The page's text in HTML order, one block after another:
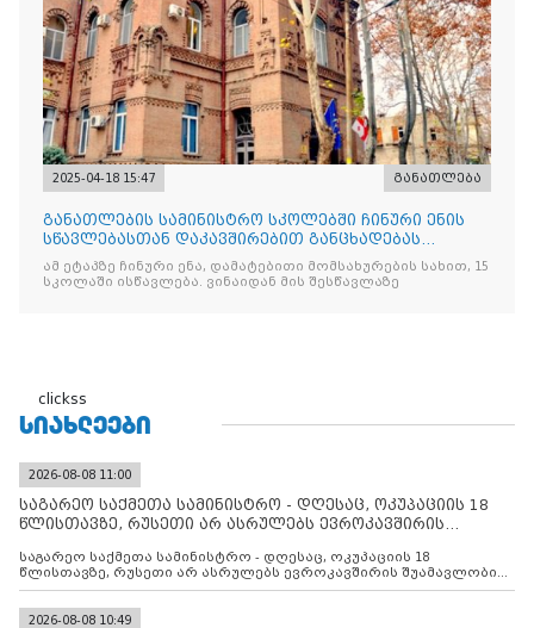
2025-04-18 15:47 განათლება
განათლების სამინისტრო სკოლებში ჩინური ენის
სწავლებასთან დაკავშირებით განცხადებას
ავრცელებს
ამ ეტაპზე ჩინური ენა, დამატებითი მომსახურების სახით, 15
სკოლაში ისწავლება. ვინაიდან მის შესწავლაზე
clickss
ᲡᲘᲐᲮᲚᲔᲔᲑᲘ
2026-08-08 11:00
საგარეო საქმეთა სამინისტრო - დღესაც, ოკუპაციის 18
წლისთავზე, რუსეთი არ ასრულებს ევროკავშირის
საგარეო საქმეთა სამინისტრო - დღესაც, ოკუპაციის 18
წლისთავზე, რუსეთი არ ასრულებს ევროკავშირის შუამავლობით
დადებულ 2008 წლის 12 აგვისტოს ცეცხლის შეწყვეტის
კონტროლს ოკუპირებულ რეგიონებში, აგრძელებს მათი
2026-08-08 10:49